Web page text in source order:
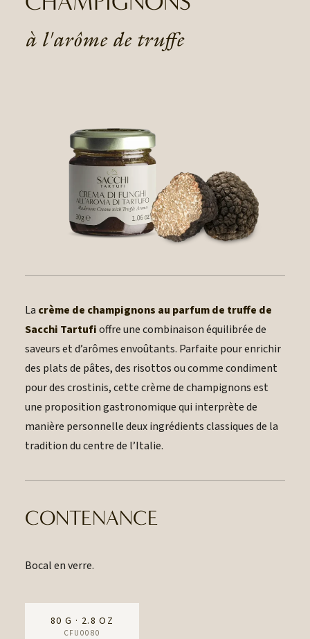
à l'arôme de truffe
La crème de champignons au parfum de truffe de
Sacchi Tartufioffre une combinaison équilibrée de
saveurs et d’arômes envoûtants. Parfaite pour enrichir
des plats de pâtes, des risottos ou comme condiment
pour des crostinis, cette crème de champignons est
une proposition gastronomique qui interprète de
manière personnelle deux ingrédients classiques de la
tradition du centre de l’Italie.
CONTENANCE
Bocal en verre.
80 G · 2.8 OZ
CFU0080